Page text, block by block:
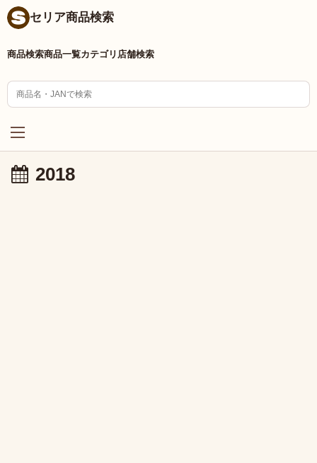
セリア商品検索
商品検索商品一覧カテゴリ 店舗検索
2018